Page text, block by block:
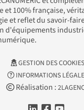
et 100% française,
et reflet du savoir-
d'équipements
GESTION DES COOKIES
INFORMATIONS
Réalisation :